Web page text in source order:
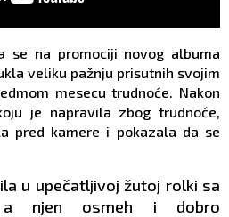
se na promociji novog albuma
veliku pažnju prisutnih svojim
mesecu trudnoće. Nakon
je napravila zbog trudnoće,
pred kamere i pokazala da se
u upečatljivoj žutoj rolki sa
a njen osmeh i dobro